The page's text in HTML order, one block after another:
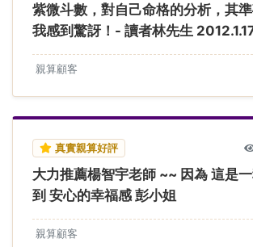
紫微斗數，對自己命格的分析，其
我感到驚訝！- 讀者林先生
親算顧客
真實親算好評
大力推薦楊智宇老師 ~~ 因為 這是
到 安心的幸福感 彭小姐
親算顧客